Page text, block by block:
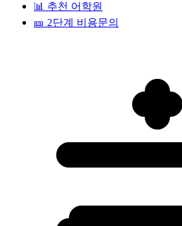
📊 추천 어학원
🎫 2단계 비용문의